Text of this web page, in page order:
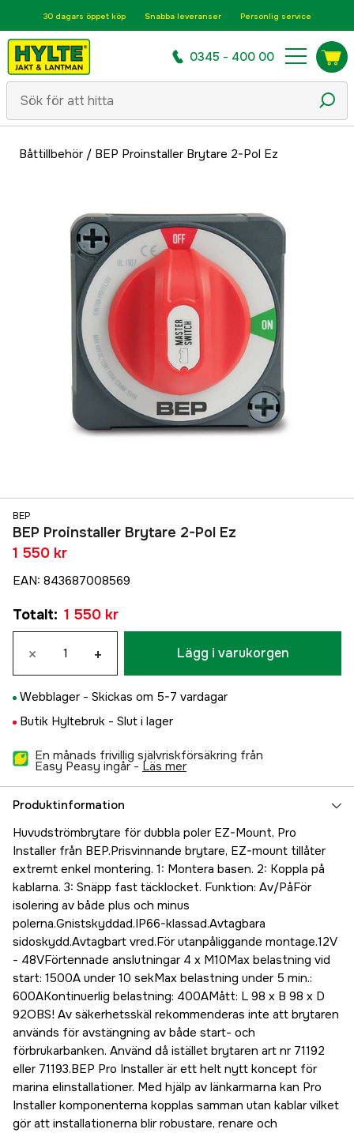
30 dagars öppet köp Snabba leveranser Personlig service
0345 - 400 00
Båttillbehör/ BEP Proinstaller Brytare 2-Pol Ez
BEP
BEP Proinstaller Brytare 2-Pol Ez
1 550 kr
EAN: 843687008569
Totalt: 1 550 kr
× + Lägg i varukorgen
Webblager - Skickas om 5-7 vardagar
Butik Hyltebruk - Slut i lager
En månads frivillig självriskförsäkring från
Easy Peasy ingår - läs mer
Produktinformation
Huvudströmbrytare för dubbla poler EZ-Mount, Pro
Installer från BEP.Prisvinnande brytare, EZ-mount tillåter
extremt enkel montering. 1: Montera basen. 2: Koppla på
kablarna. 3: Snäpp fast täcklocket. Funktion: Av/PåFör
isolering av både plus och minus
polerna.Gnistskyddad.IP66-klassad.Avtagbara
sidoskydd.Avtagbart vred.För utanpåliggande montage.12V
- 48VFörtennade anslutningar 4 x M10Max belastning vid
start: 1500A under 10 sekMax belastning under 5 min.:
600AKontinuerlig belastning: 400AMått: L 98 x B 98 x D
92OBS! Av säkerhetsskäl rekommenderas inte att brytaren
används för avstängning av både start- och
förbrukarbanken. Använd då istället brytaren art nr 71192
eller 71193.BEP Pro Installer är ett helt nytt koncept för
marina elinstallationer. Med hjälp av länkarmarna kan Pro
Installer komponenterna kopplas samman utan kablar vilket
gör att installationerna blir robustare, renare och